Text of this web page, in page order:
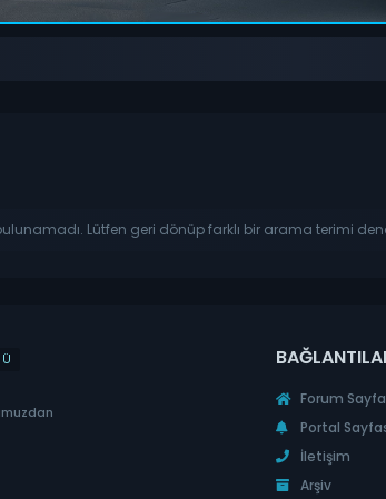
Lütfen geri dönüp farklı bir arama terimi
Forum
Portal
İletişim
Arşiv